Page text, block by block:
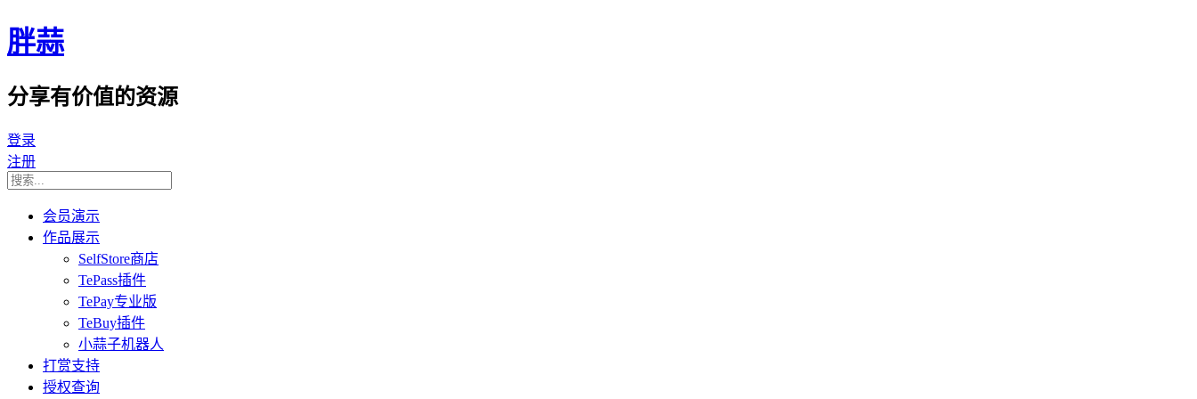
胖蒜
分享有价值的资源
登录
注册
会员演示
作品展示
SelfStore商店
TePass插件
TePay专业版
TeBuy插件
小蒜子机器人
打赏支持
授权查询